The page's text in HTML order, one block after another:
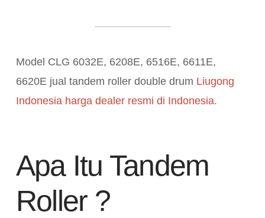
Model CLG 6032E, 6208E, 6516E, 6611E,
6620E jual tandem roller double drum Liugong
Indonesia harga dealer resmi di Indonesia.
Apa Itu Tandem
Roller ?